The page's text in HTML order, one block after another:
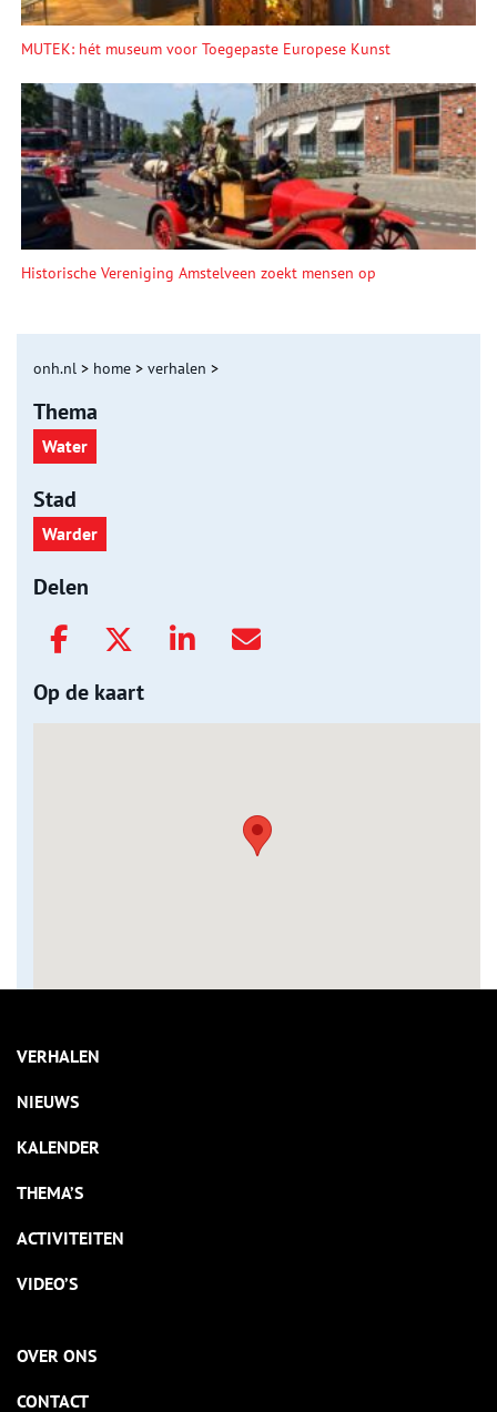
MUTEK: hét museum voor Toegepaste Europese Kunst
Historische Vereniging Amstelveen zoekt mensen op
onh.nl > home > verhalen >
Thema
Water
Stad
Warder
Delen
Op de kaart
VERHALEN
NIEUWS
KALENDER
THEMA’S
ACTIVITEITEN
VIDEO’S
OVER ONS
CONTACT